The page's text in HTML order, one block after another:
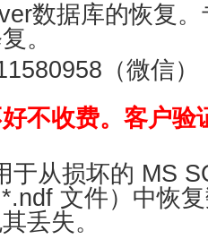
数据库的恢复
。
（微信）
不收费。客户验
于从损坏的 MS
文件）中恢
丢失。